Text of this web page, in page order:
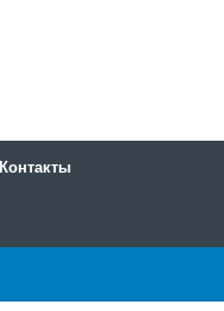
Контакты